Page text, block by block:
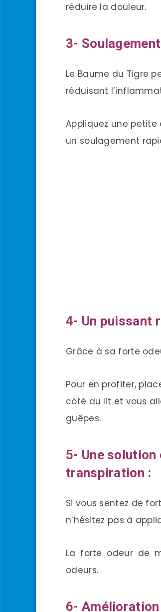
réduire la douleur.
3-
Le Baume du Tigre
réduisant
Appliquez une
un soulagement
4- Un puissant
Grâce à sa forte
Pour en profiter,
côté du lit et vous
guêpes.
5- Une
transpiration :
Si vous sentez de
n’hésitez pas à
La forte odeur de
odeurs.
6-